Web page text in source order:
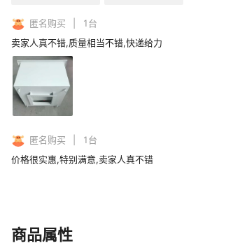
匿名购买 1台
卖家人真不错,质量相当不错,快递给力
匿名购买 1台
价格很实惠,特别满意,卖家人真不错
商品属性